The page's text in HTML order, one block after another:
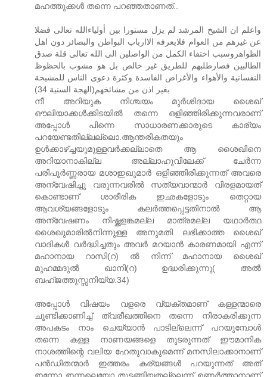
മഹത്തുക്കൾ തന്നെ പറഞ്ഞതാണത്‌..
واعلم ان الشيخ المرشد لم يزل مستورا بين أولياءالله تعالى فضلا
عن غيرهم من العوام فلايعرفه الاارباب البواطن والبصائر دون اهل
الظواهروسبب اختفاء الكمل من الواصلين الى الله تعالى قلة صدق
الطالبين فصارطلبهم للطريق غير خالص بل هو مشوب بالحظوظ
النفسانية والأهواء والأغراض الفاسدة وكثرة دعوى الناس للمشيخة
بغير اذن من مشائخهم(الهجة السنية 34)
നീ അറിയുക നിശ്ചയം മുർശിദായ ശൈഖ്‌
ഔലിയാക്കൾക്കിടയിൽ തന്നെ ഒളിഞ്ഞിരിക്കുന്നവരാണ്‌
അപ്പോൾ പിന്നെ സാധാരണക്കാരുടെ കാര്യം
പറയേണ്ടതില്ലല്ലൊ.ആന്തരികതയും
ഉൾക്കാഴ്ച്ചയുമുള്ളവർക്കല്ലാതെ ആ ശൈഖിനെ
അറിയാനാകില്ല അല്ലാഹുവിലേക്ക്‌ ചേർന്ന
പരിപൂർണ്ണരായ മശാഇഖുമാർ ഒളിഞ്ഞിരിക്കുന്നത്‌ അവരെ
അന്വേഷിച്ചു വരുന്നവരിൽ സത്യവാന്മാർ വിരളമായത്‌
കൊണ്ടാണ്‌ ശാരീരിക ഇഛകളോടും തെറ്റായ
ആവശ്യങ്ങളോടും കലർത്തപ്പെട്ടതിനാൽ ആ
അന്വേഷണം നിഷ്ക്കളങ്കമല്ല മാത്രമല്ല യഥാർത്ഥ
ശൈഖുമാരിൽനിന്നുള്ള അനുമതി ലഭിക്കാത്ത ശൈഖ്‌
വാദികൾ വർദ്ധിച്ചതും അവർ മറയാൻ കാരണമായി എന്ന്
മഹാനായ റാസി(റ) ൽ നിന്ന് മഹാനായ ശൈഖ്‌
മുഹമ്മദുൽ ഖാനി(റ) ഉദ്ധരിക്കുന്നു( അൽ
ബഹ്ജത്തുസ്സനിയ്യ:34)
അപ്പോൾ വിഷയം വളരെ വ്യക്തമാണ്‌ കള്ളന്മാരെ
ചൂണ്ടിക്കാണിച്ച്‌ ത്വരീഖത്തിനെ തന്നെ നിരാകരിക്കുന്ന
അപകടം നാം ചെയ്യാൻ പാടില്ലെന്ന് പറയുമ്പോൾ
തന്നെ കള്ള നാണയങ്ങളെ തുടരുന്നത്‌ ഈമാനിക
നാശത്തിന്റെ വലിയ ഹേതുവാകുമെന്ന് മനസിലാക്കാനാണ്‌
പൻഡിതന്മാർ ഇത്തരം കര്യങ്ങൾ പറയുന്നത്‌ അത്‌